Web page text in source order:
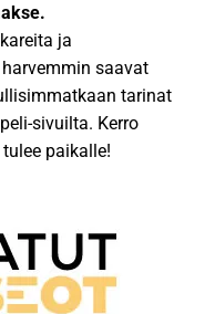
ja
saavat
tarinat
sivuilta. Kerro
paikalle!